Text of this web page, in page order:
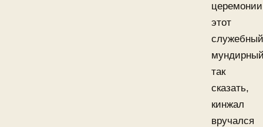
церемонии
этот
так
сказать,
кинжал
вручался